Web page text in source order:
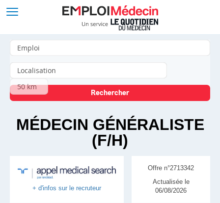
MÉDECIN GÉNÉRALISTE
(F/H)
+ d'infos sur le recruteur
Offre n°2713342
Actualisée le
06/08/2026